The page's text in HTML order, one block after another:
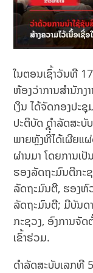
ໃນຕອນເຊົ້າວັນທີ
ຫ້ອງວ່າການສຳນັກ
ເງິນ ໄດ້ຈັດກອງປະ
ປະຕິບັດ ດຳລັດສະ
ພາຍຫຼັງທີ່ີໄດ້ເຜີຍແ
ຜ່ານມາ ໂດຍການເ
ຮອງລັດຖະມົນຕີກະ
ລັດຖະມົນຕີ, ຮອງຫົ
ລັດຖະມົນຕີ; ມີບັນດ
ກະຊວງ, ອົງການຈັ
ເຂົ້າຮ່ວມ.
ດຳລັດສະບັບເລກທີ